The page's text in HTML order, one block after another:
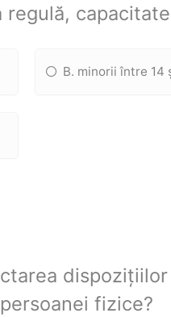
B. minorii între 14
fizice?